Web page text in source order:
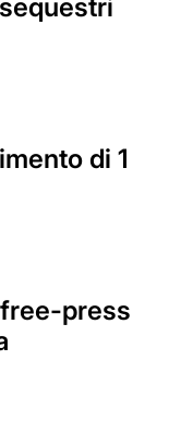
di 1
press